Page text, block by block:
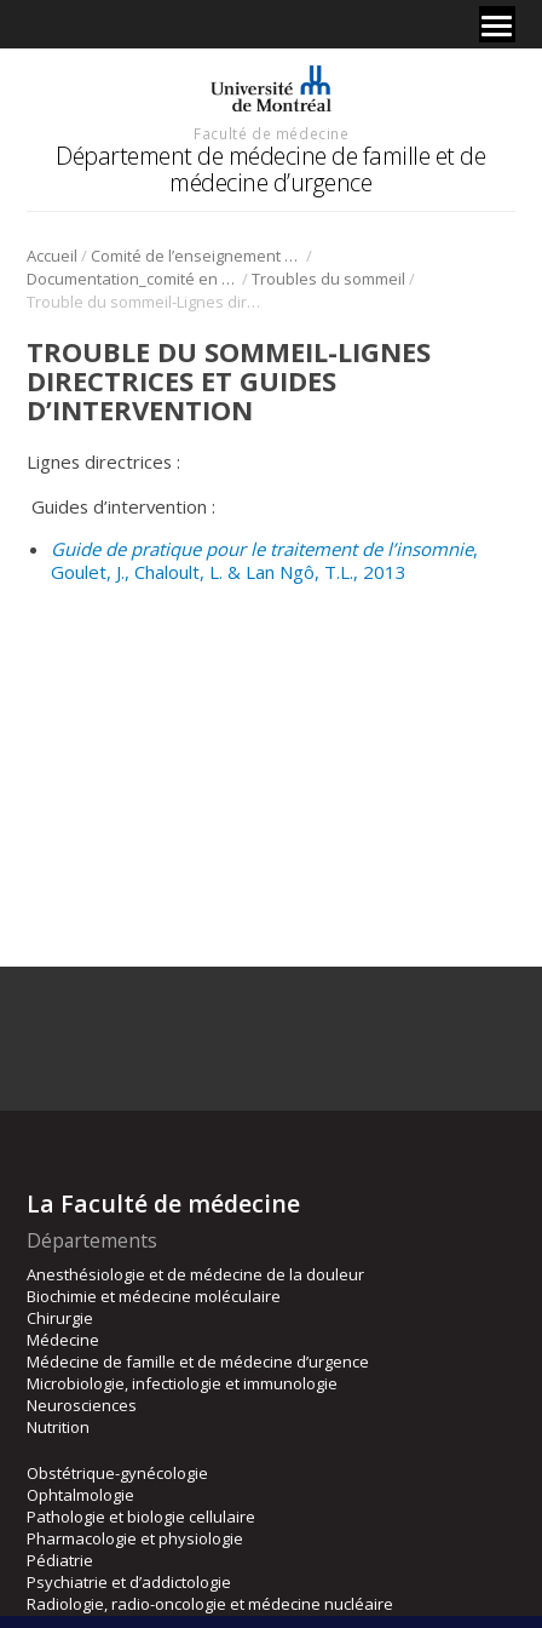
Faculté de médecine
Département de médecine de famille et de
médecine d’urgence
Accueil / Comité de l’enseignement en santé mentale /
Documentation_comité en santé mentale /Troubles du sommeil /
Trouble du sommeil-Lignes directrices et guides d’intervention
TROUBLE DU SOMMEIL-LIGNES
DIRECTRICES ET GUIDES
D’INTERVENTION
Lignes directrices :
Guides d’intervention :
Guide de pratique pour le traitement de l’insomnie,
Goulet, J., Chaloult, L. & Lan Ngô, T.L., 2013
La Faculté de médecine
Départements
Anesthésiologie et de médecine de la douleur
Biochimie et médecine moléculaire
Chirurgie
Médecine
Médecine de famille et de médecine d’urgence
Microbiologie, infectiologie et immunologie
Neurosciences
Nutrition
Obstétrique-gynécologie
Ophtalmologie
Pathologie et biologie cellulaire
Pharmacologie et physiologie
Pédiatrie
Psychiatrie et d’addictologie
Radiologie, radio-oncologie et médecine nucléaire